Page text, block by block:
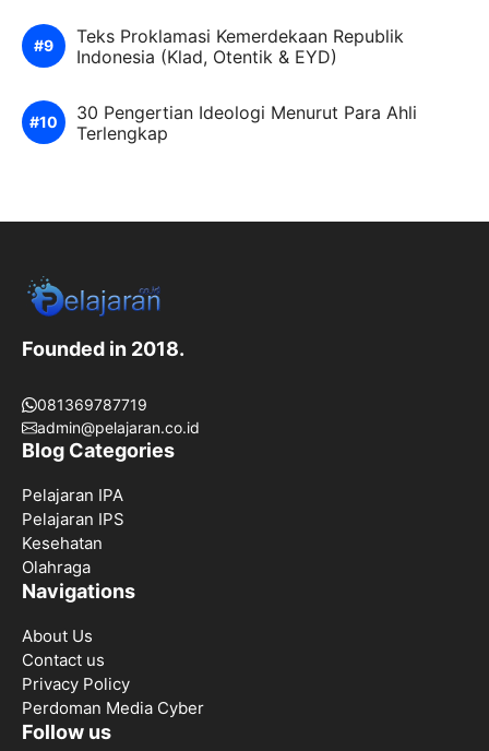
Teks Proklamasi Kemerdekaan Republik
Indonesia (Klad, Otentik & EYD)
30 Pengertian Ideologi Menurut Para Ahli
Terlengkap
Founded in 2018.
081369787719
admin@pelajaran.co.id
Blog Categories
Pelajaran IPA
Pelajaran IPS
Kesehatan
Olahraga
Navigations
About Us
Contact us
Privacy Policy
Perdoman Media Cyber
Follow us